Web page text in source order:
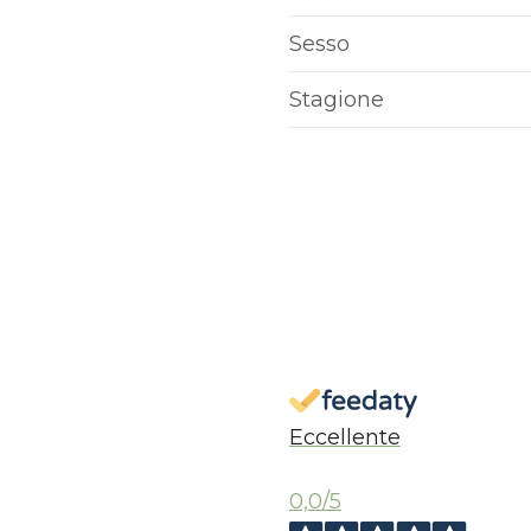
Sesso
Stagione
Eccellente
0,0/5